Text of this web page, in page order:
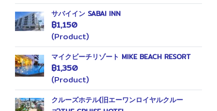
サバイイン SABAI INN
฿1,150
(Product)
マイクビーチリゾート MIKE BEACH RESORT
฿1,350
(Product)
クルーズホテル(旧エーワンロイヤルクルー